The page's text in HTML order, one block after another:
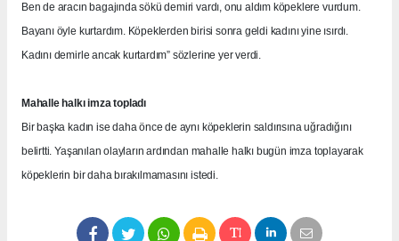
Ben de aracın bagajında sökü demiri vardı, onu aldım köpeklere vurdum.
Bayanı öyle kurtardım. Köpeklerden birisi sonra geldi kadını yine ısırdı.
Kadını demirle ancak kurtardım” sözlerine yer verdi.
Mahalle halkı imza topladı
Bir başka kadın ise daha önce de aynı köpeklerin saldırısına uğradığını
belirtti. Yaşanılan olayların ardından mahalle halkı bugün imza toplayarak
köpeklerin bir daha bırakılmamasını istedi.